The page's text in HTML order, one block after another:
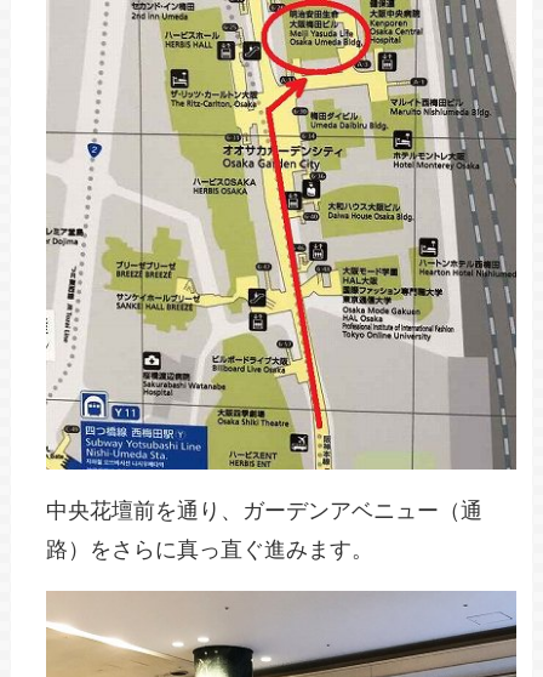
中央花壇前を通り、ガーデンアベニュー（通
路）をさらに真っ直ぐ進みます。